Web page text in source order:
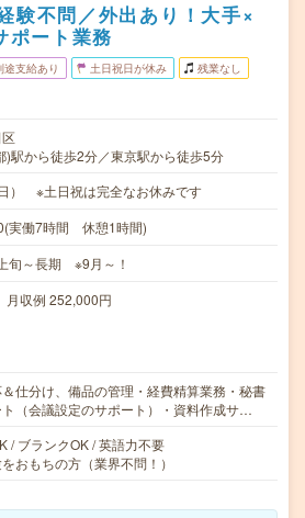
験不問／外出あり！大手×
ポート業務
途支給あり 土日祝日が休み 残業なし
)駅から徒歩2分／東京駅から徒歩5分
） ※土日祝は完全なお休みです
実働7時間 休憩1時間)
旬～長期 ※9月～！
収例 252,000円
＆仕分け、備品の管理・経費精算業務・秘書
（会議設定のサポート）・資料作成サ…
/ ブランクOK / 英語力不要
おもちの方（業界不問！）